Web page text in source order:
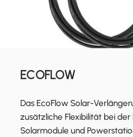
ECOFLOW
Das EcoFlow Solar-
zusätzliche Flexibilität bei
Solarmodule und